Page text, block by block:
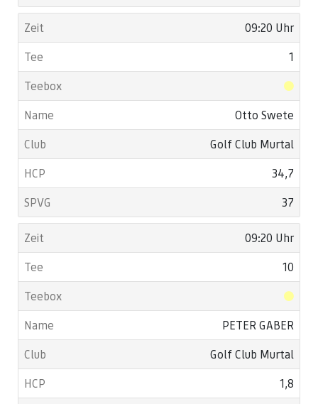
09:20 Uhr
1
Otto Swete
Golf Club Murtal
34,7
37
09:20 Uhr
10
PETER GABER
Golf Club Murtal
1,8